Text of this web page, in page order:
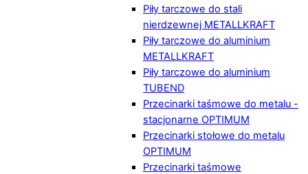
Piły tarczowe do stali
nierdzewnej METALLKRAFT
Piły tarczowe do aluminium
METALLKRAFT
Piły tarczowe do aluminium
TUBEND
Przecinarki taśmowe do metalu -
stacjonarne OPTIMUM
Przecinarki stołowe do metalu
OPTIMUM
Przecinarki taśmowe